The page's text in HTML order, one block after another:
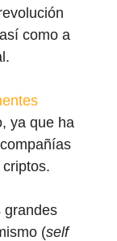
como a
ya que ha
grandes
(self